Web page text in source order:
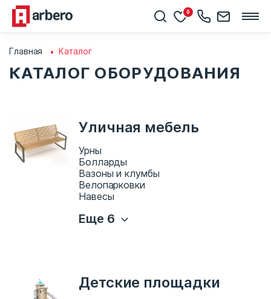
0
Главная Каталог
КАТАЛОГ ОБОРУДОВАНИЯ
Уличная мебель
Урны
Болларды
Вазоны и клумбы
Велопарковки
Навесы
Еще 6
Детские площадки